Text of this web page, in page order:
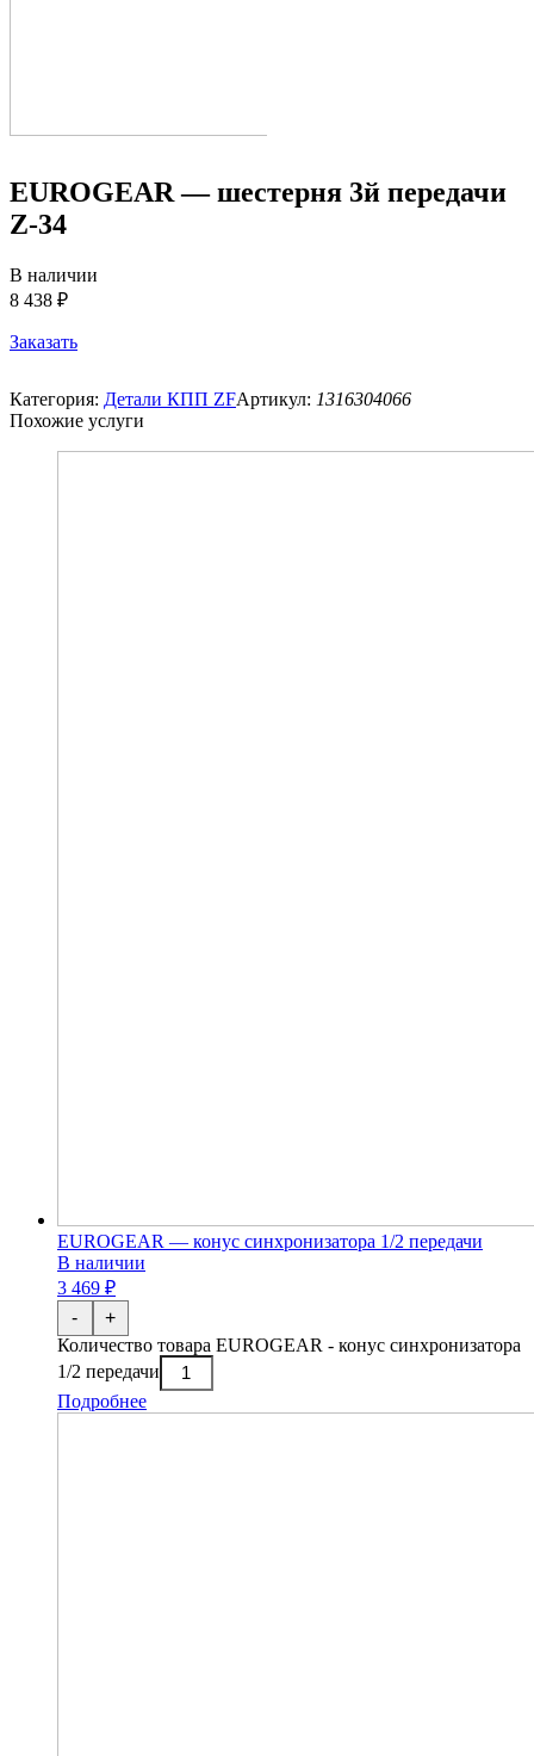
EUROGEAR — шестерня 3й передачи
Z-34
В наличии
8 438 ₽
Заказать
Категория: Детали КПП ZFАртикул: 1316304066
Похожие услуги
EUROGEAR — конус синхронизатора 1/2 передачи
В наличии
3 469 ₽
-
Количество товара EUROGEAR - конус синхронизатора
1/2 передачи
+
Подробнее